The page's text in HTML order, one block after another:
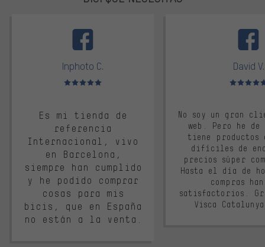
Inphoto C.
Valoración media: 5 de 5
Es mi tienda de
referencia
Internacional, vivo
en Barcelona,
siempre han cumplido
y he podido comprar
cosas para mis
bicis, que en España
no están a la venta.
David V.
Valoración
No soy un gran
web. Pero he
tiene productos
difíciles de
precios súper
Hasta el día de
compras
satisfactorios.
Visca